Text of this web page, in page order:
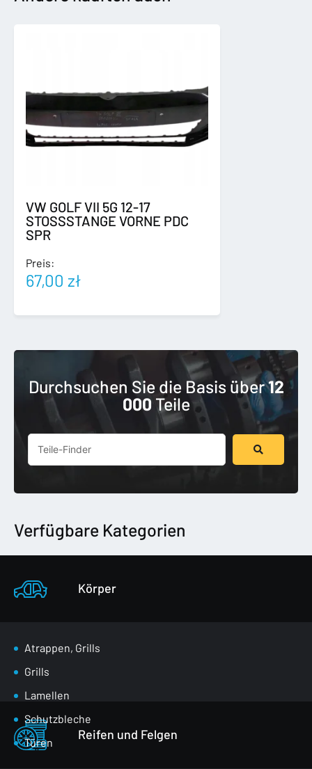
ONLINE
VW GOLF VII 5G 12-17
STOSSSTANGE VORNE PDC
SPR
Preis:
67,00 zł
Durchsuchen Sie die Basis über12
000 Teile
Suchen
Verfügbare Kategorien
Körper
Atrappen, Grills
Grills
Lamellen
Schutzbleche
Türen
Reifen und Felgen